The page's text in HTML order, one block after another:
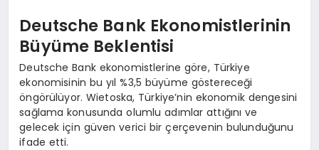
Deutsche Bank Ekonomistlerinin
Büyüme Beklentisi
Deutsche Bank ekonomistlerine göre, Türkiye
ekonomisinin bu yıl %3,5 büyüme göstereceği
öngörülüyor. Wietoska, Türkiye’nin ekonomik dengesini
sağlama konusunda olumlu adımlar attığını ve
gelecek için güven verici bir çerçevenin bulunduğunu
ifade etti.